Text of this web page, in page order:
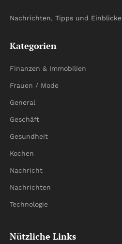
Nachrichten, Tipps und Einblicke
Kategorien
Finanzen & Immobilien
Frauen / Mode
General
Geschäft
Gesundheit
Kochen
Nachricht
Nachrichten
Technologie
Nützliche Links